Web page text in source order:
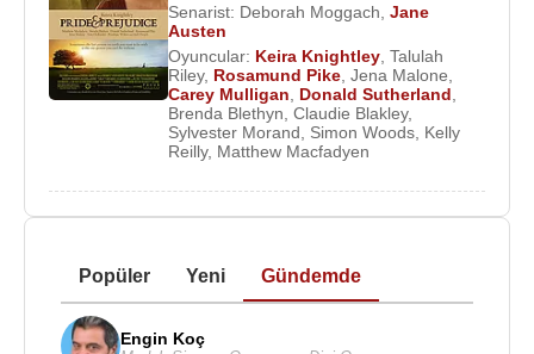
Senarist: Deborah Moggach Jane
Austen
Oyuncular: Keira Knightley Talulah
Riley, Rosamund Pike Jena Malone
Carey Mulligan
Donald Sutherland
Brenda Blethyn Claudie Blakley,
Sylvester Morand
Simon Woods Kelly
Reilly, Matthew Macfadyen
Popüler Yeni Gündemde
Engin Koç